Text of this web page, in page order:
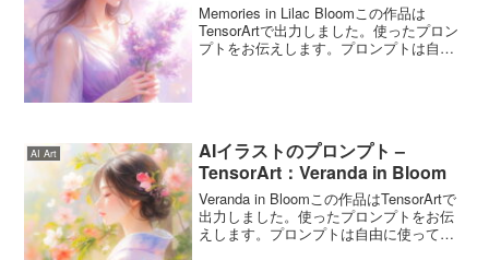
Memories in Lilac Bloomこの作品は
TensorArtで出力しました。使ったプロン
プトをお伝えします。プロンプトは自由
AI Art
AIイラストのプロンプト –
TensorArt：Veranda in Bloom
Veranda in Bloomこの作品はTensorArtで
出力しました。使ったプロンプトをお伝
えします。プロンプトは自由に使ってく